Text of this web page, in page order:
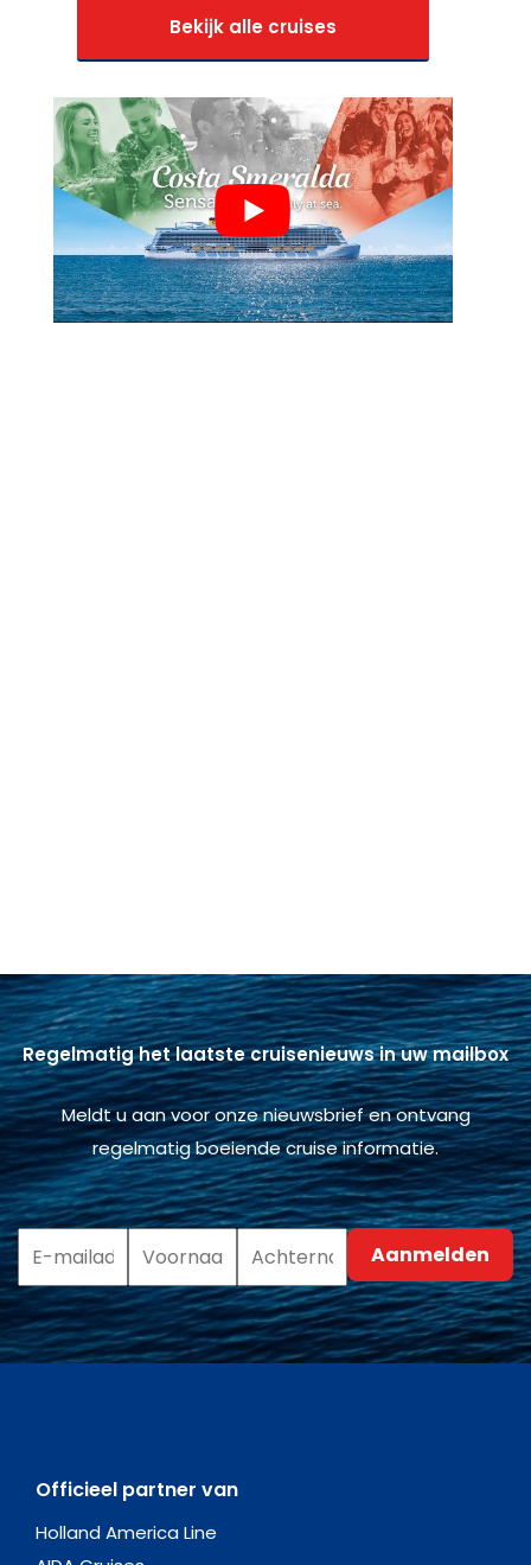
Bekijk alle cruises
Regelmatig het laatste cruisenieuws in uw mailbox
Meldt u aan voor onze nieuwsbrief en ontvang
regelmatig boeiende cruise informatie.
Officieel partner van
Holland America Line